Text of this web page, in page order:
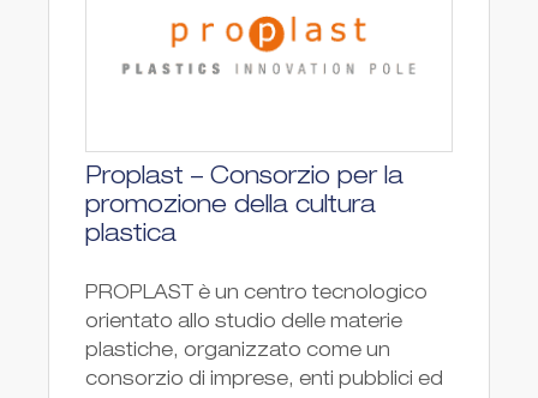
Proplast – Consorzio per la
promozione della cultura
plastica
PROPLAST è un centro tecnologico
orientato allo studio delle materie
plastiche, organizzato come un
consorzio di imprese, enti pubblici ed